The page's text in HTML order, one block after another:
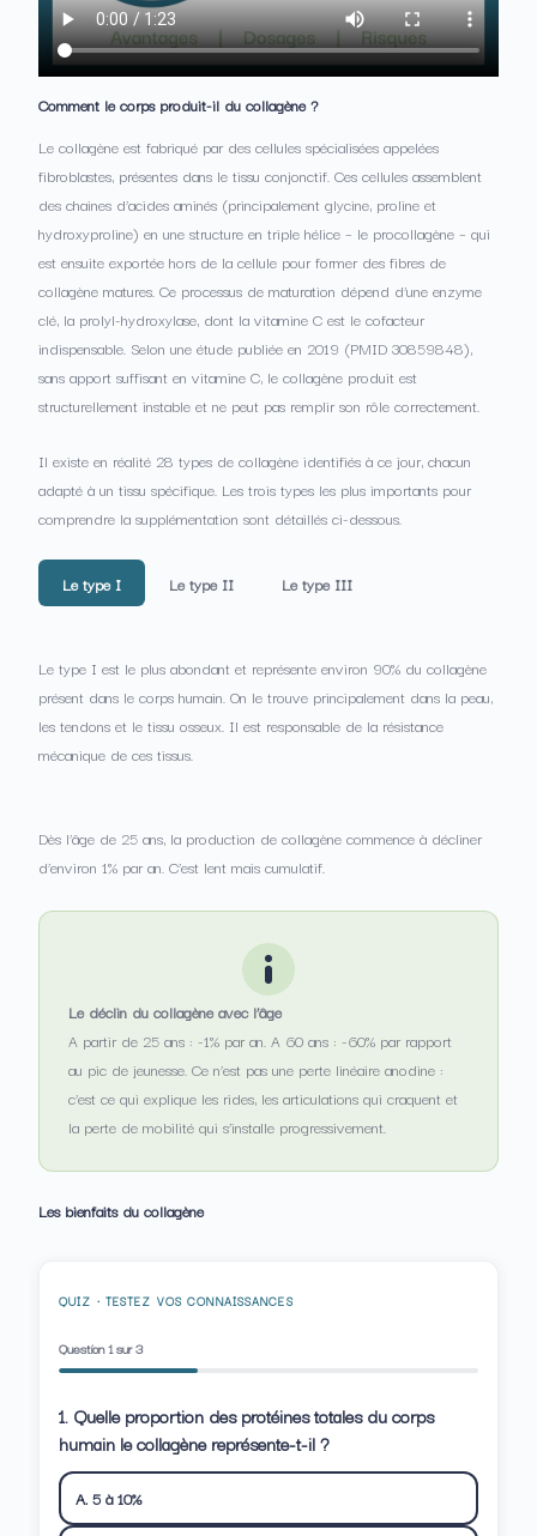
Comment le corps produit-il du collagène ?
Le collagène est fabriqué par des cellules spécialisées appelées
fibroblastes, présentes dans le tissu conjonctif. Ces cellules assemblent
des chaines d’acides aminés (principalement glycine, proline et
hydroxyproline) en une structure en triple hélice – le procollagène – qui
est ensuite exportée hors de la cellule pour former des fibres de
collagène matures. Ce processus de maturation dépend d’une enzyme
clé, la prolyl-hydroxylase, dont la vitamine C est le cofacteur
indispensable. Selon une étude publiée en 2019 (PMID 30859848),
sans apport suffisant en vitamine C, le collagène produit est
structurellement instable et ne peut pas remplir son rôle correctement.
Il existe en réalité 28 types de collagène identifiés à ce jour, chacun
adapté à un tissu spécifique. Les trois types les plus importants pour
comprendre la supplémentation sont détaillés ci-dessous.
Le type I Le type II Le type III
Le type I est le plus abondant et représente environ 90% du collagène
présent dans le corps humain. On le trouve principalement dans la peau,
les tendons et le tissu osseux. Il est responsable de la résistance
mécanique de ces tissus.
Dès l’âge de 25 ans, la production de collagène commence à décliner
d’environ 1% par an. C’est lent mais cumulatif.
Le déclin du collagène avec l’âge
A partir de 25 ans : -1% par an. A 60 ans : -60% par rapport
au pic de jeunesse. Ce n’est pas une perte linéaire anodine :
c’est ce qui explique les rides, les articulations qui craquent et
la perte de mobilité qui s’installe progressivement.
Les bienfaits du collagène
QUIZ · TESTEZ VOS CONNAISSANCES
Question1sur 3
1. Quelle proportion des protéines totales du corps
humain le collagène représente-t-il ?
A. 5 à 10%